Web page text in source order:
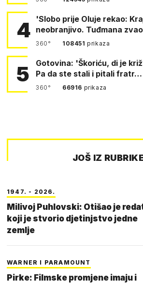
4
'Slobo prije Oluje rekao:
neobranjivo. Tuđmana
360° 108451prikaza
5
Gotovina: 'Škoriću, di je
Pa da ste stali i pitali fratr…
360° 66916 prikaza
JOŠ IZ
1947. - 2026.
Milivoj Puhlovski: Otišao je
koji je stvorio djetinjstvo jedne
zemlje
WARNER I PARAMOUNT
Pirke: Filmske promjene imaju i